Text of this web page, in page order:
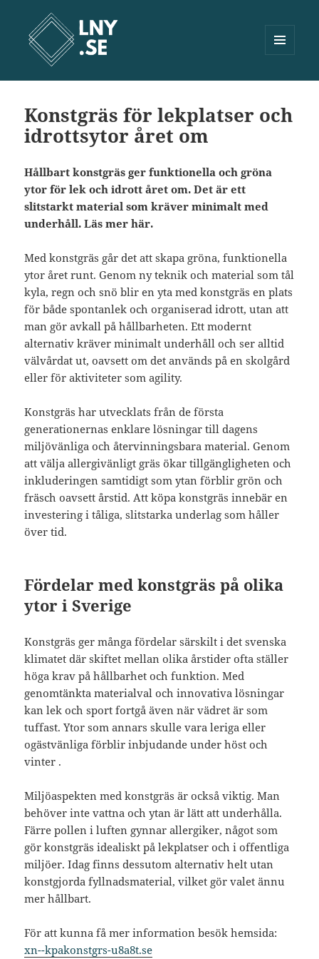
WIDGETS
Konstgräs för lekplatser och
idrottsytor året om
Hållbart konstgräs ger funktionella och gröna
ytor för lek och idrott året om. Det är ett
slitstarkt material som kräver minimalt med
underhåll. Läs mer här.
Med konstgräs går det att skapa gröna, funktionella
ytor året runt. Genom ny teknik och material som tål
kyla, regn och snö blir en yta med konstgräs en plats
för både spontanlek och organiserad idrott, utan att
man gör avkall på hållbarheten. Ett modernt
alternativ kräver minimalt underhåll och ser alltid
välvårdat ut, oavsett om det används på en skolgård
eller för aktiviteter som agility.
Konstgräs har utvecklats från de första
generationernas enklare lösningar till dagens
miljövänliga och återvinningsbara material. Genom
att välja allergivänligt gräs ökar tillgängligheten och
inkluderingen samtidigt som ytan förblir grön och
fräsch oavsett årstid. Att köpa konstgräs innebär en
investering i tåliga, slitstarka underlag som håller
över tid.
Fördelar med konstgräs på olika
ytor i Sverige
Konstgräs ger många fördelar särskilt i det svenska
klimatet där skiftet mellan olika årstider ofta ställer
höga krav på hållbarhet och funktion. Med
genomtänkta materialval och innovativa lösningar
kan lek och sport fortgå även när vädret är som
tuffast. Ytor som annars skulle vara leriga eller
ogästvänliga förblir inbjudande under höst och
vinter .
Miljöaspekten med konstgräs är också viktig. Man
behöver inte vattna och ytan är lätt att underhålla.
Färre pollen i luften gynnar allergiker, något som
gör konstgräs idealiskt på lekplatser och i offentliga
miljöer. Idag finns dessutom alternativ helt utan
konstgjorda fyllnadsmaterial, vilket gör valet ännu
mer hållbart.
För att kunna få mer information besök hemsida:
xn--kpakonstgrs-u8a8t.se